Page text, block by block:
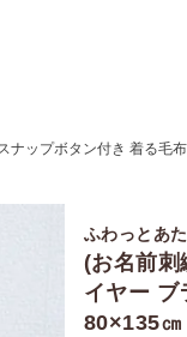
ナップボタン付き 着る毛
ふわっとあ
(お名前刺
イヤー ブ
80×135㎝